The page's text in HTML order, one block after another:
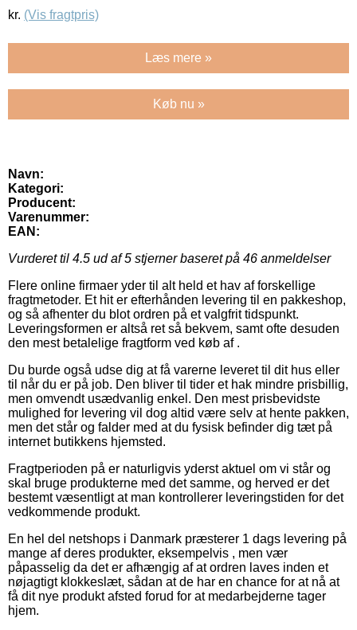
kr. (Vis fragtpris)
Læs mere »
Køb nu »
Navn:
Kategori:
Producent:
Varenummer:
EAN:
Vurderet til 4.5 ud af 5 stjerner baseret på 46 anmeldelser
Flere online firmaer yder til alt held et hav af forskellige
fragtmetoder. Et hit er efterhånden levering til en pakkeshop,
og så afhenter du blot ordren på et valgfrit tidspunkt.
Leveringsformen er altså ret så bekvem, samt ofte desuden
den mest betalelige fragtform ved køb af .
Du burde også udse dig at få varerne leveret til dit hus eller
til når du er på job. Den bliver til tider et hak mindre prisbillig,
men omvendt usædvanlig enkel. Den mest prisbevidste
mulighed for levering vil dog altid være selv at hente pakken,
men det står og falder med at du fysisk befinder dig tæt på
internet butikkens hjemsted.
Fragtperioden på er naturligvis yderst aktuel om vi står og
skal bruge produkterne med det samme, og herved er det
bestemt væsentligt at man kontrollerer leveringstiden for det
vedkommende produkt.
En hel del netshops i Danmark præsterer 1 dags levering på
mange af deres produkter, eksempelvis , men vær
påpasselig da det er afhængig af at ordren laves inden et
nøjagtigt klokkeslæt, sådan at de har en chance for at nå at
få dit nye produkt afsted forud for at medarbejderne tager
hjem.